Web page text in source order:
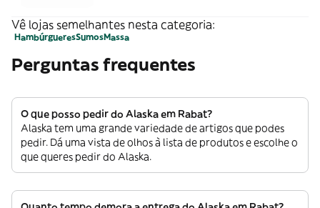
Vê lojas semelhantes nesta categoria:
HambúrgueresSumosMassa
Perguntas frequentes
O que posso pedir do Alaska em Rabat?
Alaska tem uma grande variedade de artigos que podes
pedir. Dá uma vista de olhos à lista de produtos e escolhe o
que queres pedir do Alaska.